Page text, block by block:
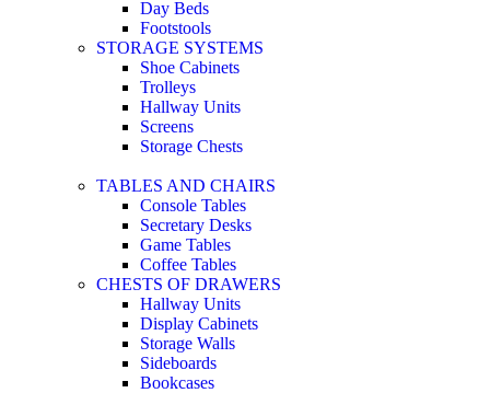
Day Beds
Footstools
STORAGE SYSTEMS
Shoe Cabinets
Trolleys
Hallway Units
Screens
Storage Chests
TABLES AND CHAIRS
Console Tables
Secretary Desks
Game Tables
Coffee Tables
CHESTS OF DRAWERS
Hallway Units
Display Cabinets
Storage Walls
Sideboards
Bookcases